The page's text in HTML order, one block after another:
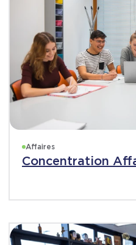
Affaires
Concentration